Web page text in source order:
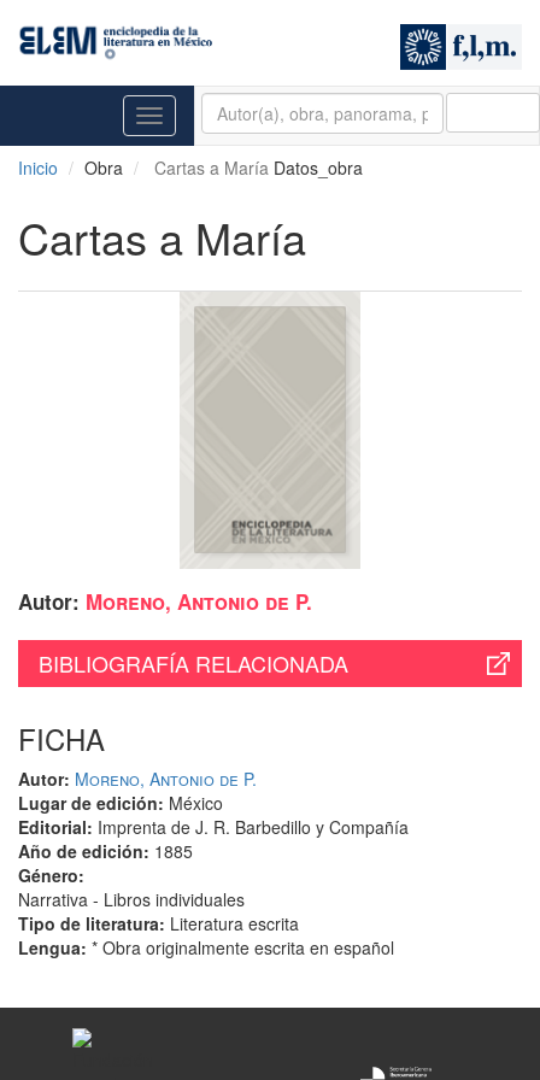
Toggle
navigation
Inicio
Obra Cartas a María Datos_obra
Cartas a María
Autor: Moreno, Antonio de P.
BIBLIOGRAFÍA RELACIONADA
FICHA
Autor: Moreno, Antonio de P.
Lugar de edición: México
Editorial: Imprenta de J. R. Barbedillo y Compañía
Año de edición: 1885
Género:
Narrativa - Libros individuales
Tipo de literatura: Literatura escrita
Lengua: * Obra originalmente escrita en español